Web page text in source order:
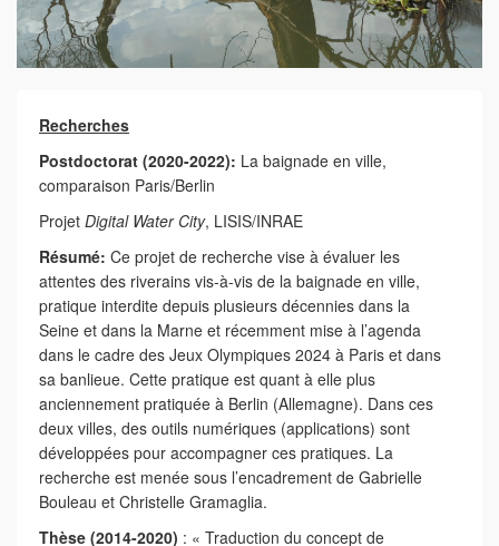
Recherches
Postdoctorat (2020-2022): La baignade en ville,
comparaison Paris/Berlin
Projet Digital Water City, LISIS/INRAE
Résumé: Ce projet de recherche vise à évaluer les
attentes des riverains vis-à-vis de la baignade en ville,
pratique interdite depuis plusieurs décennies dans la
Seine et dans la Marne et récemment mise à l’agenda
dans le cadre des Jeux Olympiques 2024 à Paris et dans
sa banlieue. Cette pratique est quant à elle plus
anciennement pratiquée à Berlin (Allemagne). Dans ces
deux villes, des outils numériques (applications) sont
développées pour accompagner ces pratiques. La
recherche est menée sous l’encadrement de Gabrielle
Bouleau et Christelle Gramaglia.
Thèse (2014-2020) : « Traduction du concept de